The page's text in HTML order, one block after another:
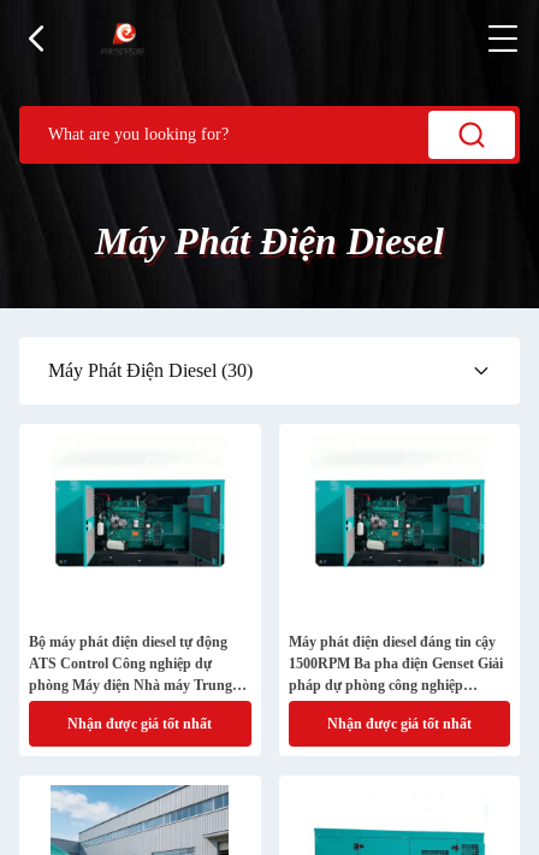
Máy Phát Điện Diesel
Máy Phát Điện Diesel (30)
Bộ máy phát điện diesel tự động
ATS Control Công nghiệp dự
phòng Máy điện Nhà máy Trung
tâm dữ liệu bệnh viện Sử dụng
Nhận được giá tốt nhất
Máy phát điện diesel đáng tin cậy
1500RPM Ba pha điện Genset Giải
pháp dự phòng công nghiệp
thương mại
Nhận được giá tốt nhất